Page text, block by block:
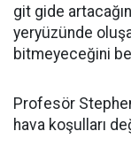
git gide
yeryüzünde
bitmeyeceğini
Profesör
hava koşulları